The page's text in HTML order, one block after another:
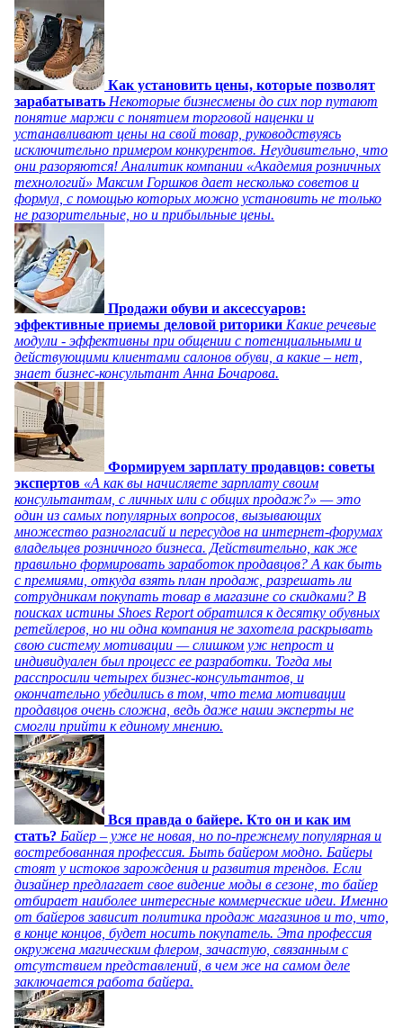
Как установить цены, которые позволят
зарабатывать Некоторые бизнесмены до сих пор путают
понятие маржи с понятием торговой наценки и
устанавливают цены на свой товар, руководствуясь
исключительно примером конкурентов. Неудивительно, что
они разоряются! Аналитик компании «Академия розничных
технологий» Максим Горшков дает несколько советов и
формул, с помощью которых можно установить не только
не разорительные, но и прибыльные цены.
Продажи обуви и аксессуаров:
эффективные приемы деловой риторики Какие речевые
модули - эффективны при общении с потенциальными и
действующими клиентами салонов обуви, а какие – нет,
знает бизнес-консультант Анна Бочарова.
Формируем зарплату продавцов: советы
экспертов «А как вы начисляете зарплату своим
консультантам, с личных или с общих продаж?» — это
один из самых популярных вопросов, вызывающих
множество разногласий и пересудов на интернет-форумах
владельцев розничного бизнеса. Действительно, как же
правильно формировать заработок продавцов? А как быть
с премиями, откуда взять план продаж, разрешать ли
сотрудникам покупать товар в магазине со скидками? В
поисках истины Shoes Report обратился к десятку обувных
ретейлеров, но ни одна компания не захотела раскрывать
свою систему мотивации — слишком уж непрост и
индивидуален был процесс ее разработки. Тогда мы
расспросили четырех бизнес-консультантов, и
окончательно убедились в том, что тема мотивации
продавцов очень сложна, ведь даже наши эксперты не
смогли прийти к единому мнению.
Вся правда о байере. Кто он и как им
стать? Байер – уже не новая, но по-прежнему популярная и
востребованная профессия. Быть байером модно. Байеры
стоят у истоков зарождения и развития трендов. Если
дизайнер предлагает свое видение моды в сезоне, то байер
отбирает наиболее интересные коммерческие идеи. Именно
от байеров зависит политика продаж магазинов и то, что,
в конце концов, будет носить покупатель. Эта профессия
окружена магическим флером, зачастую, связанным с
отсутствием представлений, в чем же на самом деле
заключается работа байера.